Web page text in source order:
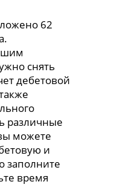
62
снять
дебетовой
различные
можете
и
заполните
время